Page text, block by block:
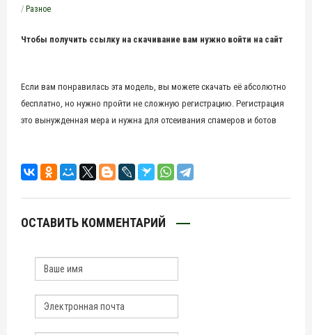
/ Разное
Чтобы получить ссылку на скачивание вам нужно войти на сайт
Если вам понравилась эта модель, вы можете скачать её абсолютно
бесплатно, но нужно пройти не сложную регистрацию. Регистрация
это вынужденная мера и нужна для отсеивания спамеров и ботов
ОСТАВИТЬ КОММЕНТАРИЙ